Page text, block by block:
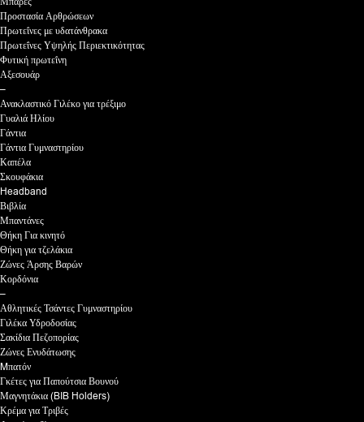
Προστασία Αρθρώσεων
Πρωτεΐνες με υδατάνθρακα
Πρωτεΐνες Υψηλής Περιεκτικότητας
Φυτική πρωτεΐνη
Αξεσουάρ
–
Ανακλαστικό Γιλέκο για τρέξιμο
Γυαλιά Ηλίου
Γάντια
Γάντια Γυμναστηρίου
Καπέλα
Σκουφάκια
Headband
Βιβλία
Μπαντάνες
Θήκη Για κινητό
Θήκη για τζελάκια
Ζώνες Άρσης Βαρών
Κορδόνια
–
Αθλητικές Τσάντες Γυμναστηρίου
Γιλέκα Υδροδοσίας
Σακίδια Πεζοπορίας
Ζώνες Ενυδάτωσης
Mπατόν
Γκέτες για Παπούτσια Βουνού
Μαγνητάκια (BIB Holders)
Κρέμα για Τριβές